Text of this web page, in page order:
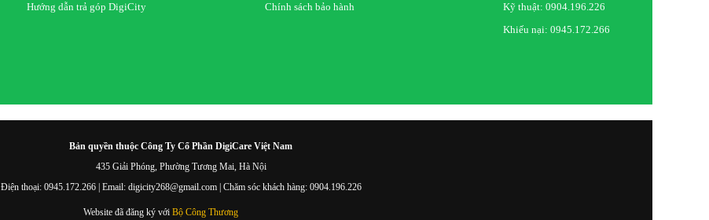
Hướng dẫn trả góp DigiCity
Chính sách bảo hành
Kỹ thuật: 0904.196.226
Khiếu nại: 0945.172.266
Bản quyền thuộc Công Ty Cổ Phần DigiCare Việt Nam
435 Giải Phóng, Phường Tương Mai, Hà Nội
Điện thoại: 0945.172.266 | Email: digicity268@gmail.com | Chăm sóc khách hàng: 0904.196.226
Website đã đăng ký với Bộ Công Thương